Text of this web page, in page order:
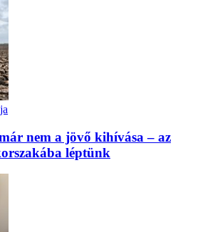
nem a jövő kihívása – az
léptünk